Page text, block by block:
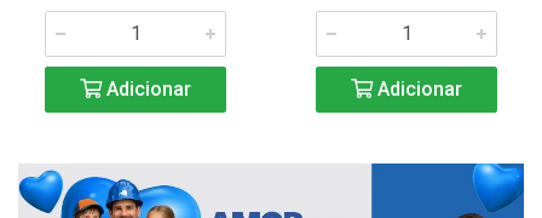
Adicionar Adicionar